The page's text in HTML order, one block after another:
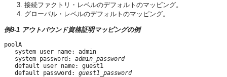
接続ファクトリ・レベルのデフォルトのマッピング。
グローバル・レベルのデフォルトのマッピング。
例9-1 アウトバウンド資格証明マッピングの例
poolA
   system user name: admin
   system password:
admin_password
   default user name: guest1
   default password:
guest1_password